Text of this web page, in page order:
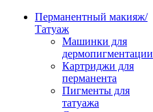
Перманентный макияж/
Татуаж
Машинки для
дермопигментации
Картриджи для
перманента
Пигменты для
татуажа